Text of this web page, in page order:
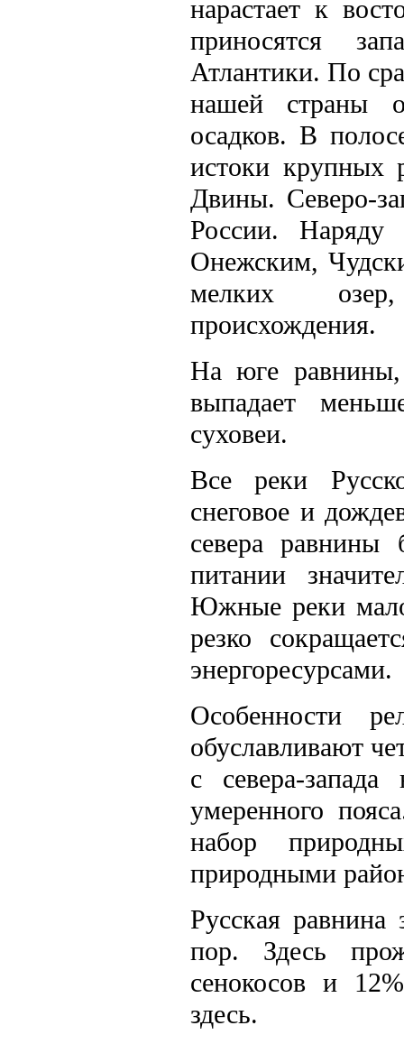
нарастает к
приносятся
Атлантики. По
нашей страны
осадков. В
истоки крупных
Двины. Северо-
России.
Онежским,
мелких озер,
происхождения.
На юге равнины,
выпадает
суховеи.
Все реки
снеговое и
севера
питании
Южные реки
резко
энергоресурсами.
Особенности
обуславливают
с севера-
умеренного
набор
природными
Русская равнина
пор. Здесь
сенокосов и
здесь.